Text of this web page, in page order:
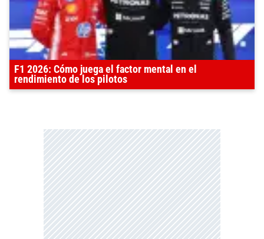
F1 2026: Cómo juega el factor mental en el
rendimiento de los pilotos